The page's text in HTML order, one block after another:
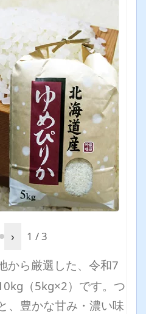
› 1 / 3
から厳選した、令和7
（5kg×2）です。つ
、豊かな甘み・濃い味